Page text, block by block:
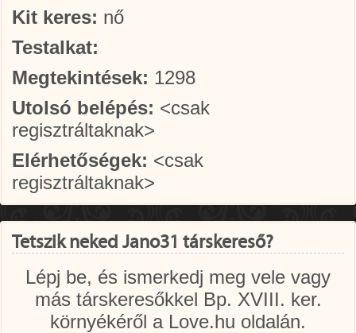
Kit keres: nő
Testalkat:
Megtekintések: 1298
Utolsó belépés: <csak
regisztráltaknak>
Elérhetőségek: <csak
regisztráltaknak>
Tetszik neked Jano31 társkereső?
Lépj be, és ismerkedj meg vele vagy
más társkeresőkkel Bp. XVIII. ker.
környékéről a Love.hu oldalán.